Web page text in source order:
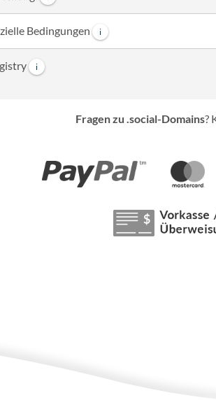
Bedingungen i
i
Fragen zu .social-Domains?